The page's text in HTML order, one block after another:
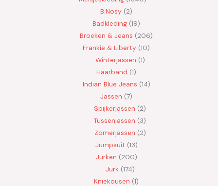
B.Nosy
2
Badkleding 19
Broeken & Jeans
206
Frankie & Liberty 10
Winterjassen 1
Haarband 1
Indian Blue Jeans 14
Jassen 7
Spijkerjassen
2
Tussenjassen
3
Zomerjassen 2
Jumpsuit 13
Jurken 200
Jurk 174
Kniekousen 1